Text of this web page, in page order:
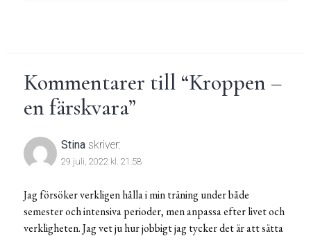
Kommentarer till “Kroppen –
en färskvara”
Stina skriver:
29 juli, 2022 kl. 21:58
Jag försöker verkligen hålla i min träning under både
semester och intensiva perioder, men anpassa efter livet och
verkligheten. Jag vet ju hur jobbigt jag tycker det är att sätta